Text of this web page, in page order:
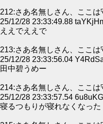
212:さあ名無しさん、ここは
25/12/28 23:33:49.88
ええでええで
213:さあ名無しさん、ここは
25/12/28 23:33:56.04
田中碧うめー
214:さあ名無しさん、ここは
25/12/28 23:33:57.54
寝るつもりが寝れなくなった